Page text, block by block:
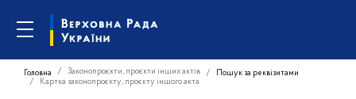
Головна Законопроєкти, проєкти інших актів
Пошук за реквізитами
Картка законопроєкту, проєкту іншого акта